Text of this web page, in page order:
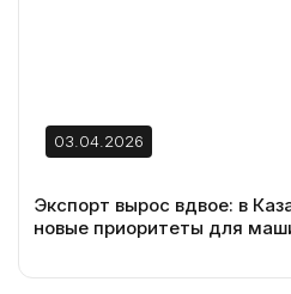
03.04.2026
Экспорт вырос вдвое: в
новые приоритеты для